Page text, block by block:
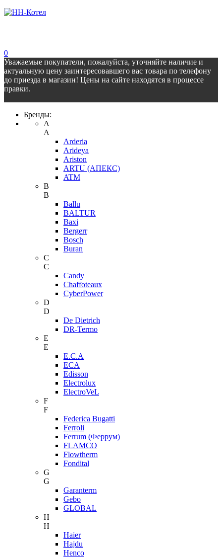
0
Уважаемые покупатели, пожалуйста, уточняйте наличие и
актуальную цену заинтересовавшего вас товара по телефону
до приезда в магазин! Цены на сайте находятся в процессе
правки.
Бренды:
A
A
Arderia
Arideya
Ariston
ARTU (АПЕКС)
ATM
B
B
Ballu
BALTUR
Baxi
Bergerr
Bosch
Buran
C
C
Candy
Chaffoteaux
CyberPower
D
D
De Dietrich
DR-Termo
E
E
E.C.A
ECA
Edisson
Electrolux
ElectroVeL
F
F
Federica Bugatti
Ferroli
Ferrum (Феррум)
FLAMCO
Flowtherm
Fondital
G
G
Garanterm
Gebo
GLOBAL
H
H
Haier
Hajdu
Henco